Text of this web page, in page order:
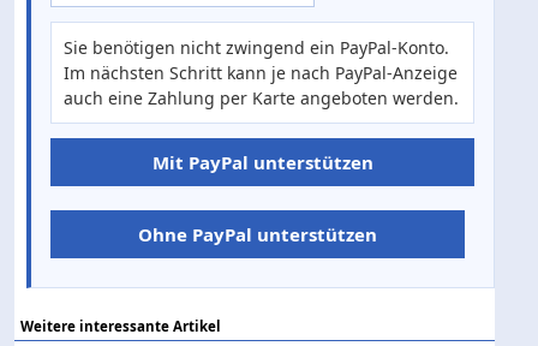
Sie benötigen nicht zwingend ein PayPal-Konto.
Im nächsten Schritt kann je nach PayPal-Anzeige
auch eine Zahlung per Karte angeboten werden.
Mit PayPal unterstützen
Ohne PayPal unterstützen
Weitere interessante Artikel